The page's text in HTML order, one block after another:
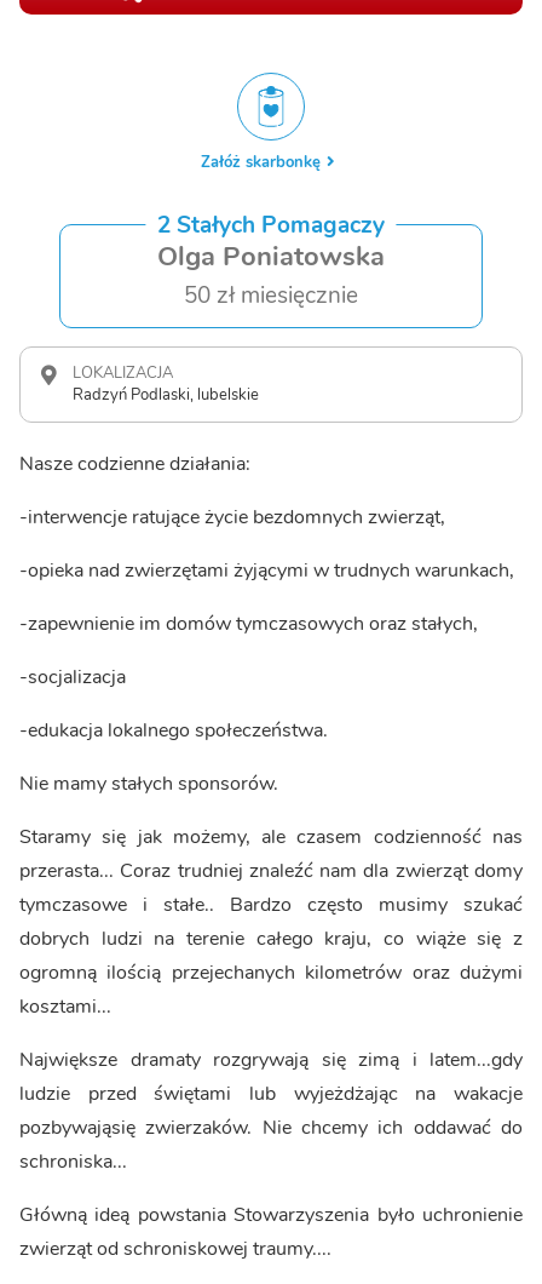
Załóż skarbonkę
2 Stałych Pomagaczy
Olga Poniatowska
50 zł miesięcznie
LOKALIZACJA
Radzyń Podlaski, lubelskie
Nasze codzienne działania:
-interwencje ratujące życie bezdomnych zwierząt,
-opieka nad zwierzętami żyjącymi w trudnych warunkach,
-zapewnienie im domów tymczasowych oraz stałych,
-socjalizacja
-edukacja lokalnego społeczeństwa.
Nie mamy stałych sponsorów.
Staramy się jak możemy, ale czasem codzienność nas
przerasta... Coraz trudniej znaleźć nam dla zwierząt domy
tymczasowe i stałe.. Bardzo często musimy szukać
dobrych ludzi na terenie całego kraju, co wiąże się z
ogromną ilością przejechanych kilometrów oraz dużymi
kosztami...
Największe dramaty rozgrywają się zimą i latem...gdy
ludzie przed świętami lub wyjeżdżając na wakacje
pozbywająsię zwierzaków. Nie chcemy ich oddawać do
schroniska...
Główną ideą powstania Stowarzyszenia było uchronienie
zwierząt od schroniskowej traumy....